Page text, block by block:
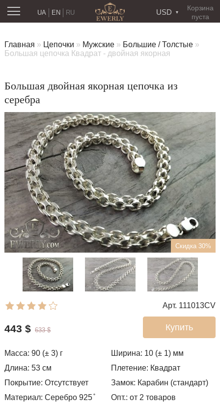
Корзина
пуста
USD
RU
UA EN
Главная » Цепочки » Мужские » Большие / Толстые »
Большая цепочка Квадрат - двойная якорная
Большая двойная якорная цепочка из
серебра
Скидка 30%
Арт. 111013CV
Купить
443 $ 633 $
Масса: 90 (± 3) г Ширина: 10 (± 1) мм
Длина: 53 см Плетение: Квадрат
Покрытие: Отсутствует Замок: Карабин (стандарт)
Материал: Серебро 925 ̊
Опт.: от 2 товаров